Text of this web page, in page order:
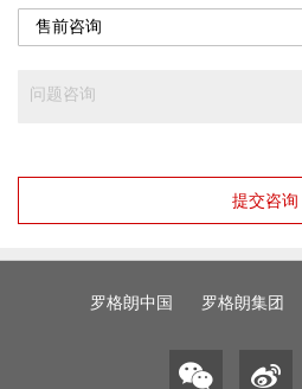
提交咨询
罗格朗中国 罗格朗集团